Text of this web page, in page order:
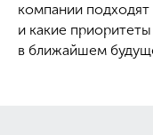
компании
и какие
в ближайшем